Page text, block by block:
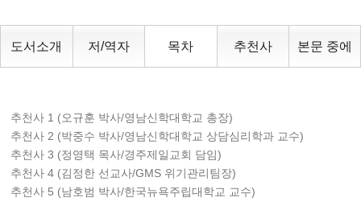
도서소개 저/역자 목차 추천사 본문 중에
추천사 1 (오규훈 박사/영남신학대학교 총장)
추천사 2 (박중수 박사/영남신학대학교 상담심리학과 교수)
추천사 3 (정영택 목사/경주제일교회 담임)
추천사 4 (김정한 선교사/GMS 위기관리팀장)
추천사 5 (남호범 박사/한국뉴욕주립대학교 교수)